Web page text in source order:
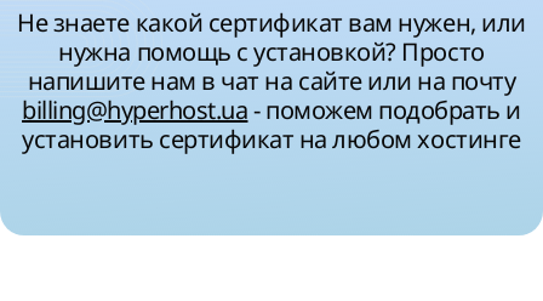
Не знаете какой сертификат вам нужен, или
нужна помощь с установкой? Просто
напишите нам в чат на сайте или на почту
billing@hyperhost.ua- поможем подобрать и
установить сертификат на любом хостинге